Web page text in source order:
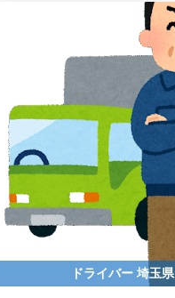
ドライバー 埼玉県